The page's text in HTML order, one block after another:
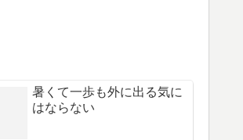
暑くて一歩も外に出る気に
はならない